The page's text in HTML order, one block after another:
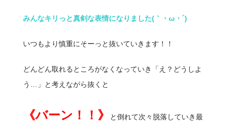
みんなキリっと真剣な表情になりました(｀・ω・´)
いつもより慎重にそーっと抜いていきます！！
どんどん取れるところがなくなっていき「え？どうしよ
う…」と考えながら抜くと
《バーン！！》 と倒れて次々脱落していき最